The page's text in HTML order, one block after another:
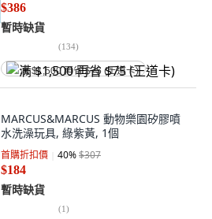
$386
暫時缺貨
(134)
满 $1,500 再省 $75 (王道卡)
MARCUS&MARCUS 動物樂園矽膠噴
水洗澡玩具, 綠紫黃, 1個
首購折扣價 40%$307
$184
暫時缺貨
(1)